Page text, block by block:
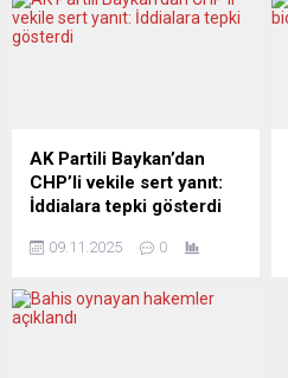
AK Partili Baykan’dan
CHP’li vekile sert yanıt:
İddialara tepki gösterdi
ziyaretinde pazarcıyla
hesaplar ve TV'ler
tarafından 'kes-yapıştır'
09.11.2025 0